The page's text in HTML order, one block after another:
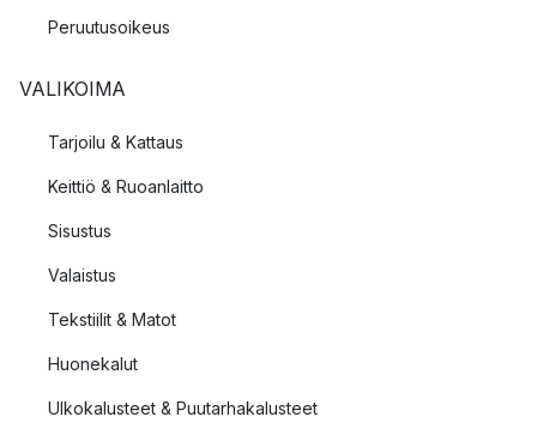
Peruutusoikeus
VALIKOIMA
Tarjoilu & Kattaus
Keittiö & Ruoanlaitto
Sisustus
Valaistus
Tekstiilit & Matot
Huonekalut
Ulkokalusteet & Puutarhakalusteet